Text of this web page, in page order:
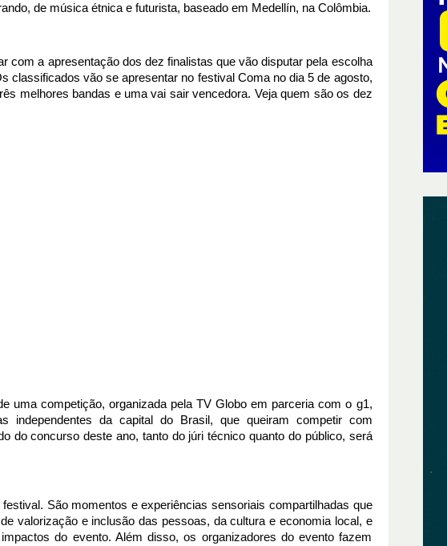
de música étnica e futurista, baseado em Medellín, na Colômbia.
com a apresentação dos dez finalistas que vão disputar pela escolha
classificados vão se apresentar no festival Coma no dia 5 de agosto,
melhores bandas e uma vai sair vencedora. Veja quem são os dez
uma competição, organizada pela TV Globo em parceria com o g1,
independentes da capital do Brasil, que queiram competir com
do concurso deste ano, tanto do júri técnico quanto do público, será
São momentos e experiências sensoriais compartilhadas que
valorização e inclusão das pessoas, da cultura e economia local, e
do evento. Além disso, os organizadores do evento fazem